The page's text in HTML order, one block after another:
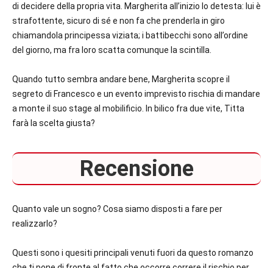
di decidere della propria vita. Margherita all’inizio lo detesta: lui è
strafottente, sicuro di sé e non fa che prenderla in giro
chiamandola principessa viziata; i battibecchi sono all’ordine
del giorno, ma fra loro scatta comunque la scintilla.
Quando tutto sembra andare bene, Margherita scopre il
segreto di Francesco e un evento imprevisto rischia di mandare
a monte il suo stage al mobilificio. In bilico fra due vite, Titta
farà la scelta giusta?
Recensione
Quanto vale un sogno? Cosa siamo disposti a fare per
realizzarlo?
Questi sono i quesiti principali venuti fuori da questo romanzo